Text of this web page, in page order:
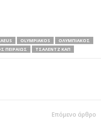
OLYMPIAKOS
ΟΛΥΜΠΙΑΚΟΣ
ΠΕΙΡΑΙΩΣ ΤΣΑΛΕΝΤΖ ΚΑΠ
Επόμενο άρθρο